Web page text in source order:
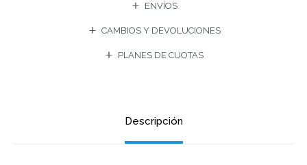
ENVÍOS
CAMBIOS Y DEVOLUCIONES
PLANES DE CUOTAS
Descripción